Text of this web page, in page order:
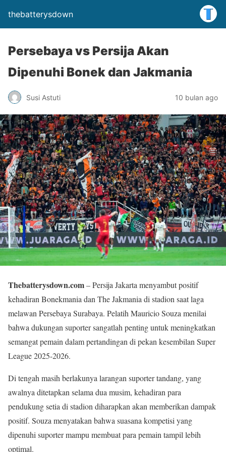
thebatterysdown
Persebaya vs Persija Akan
Dipenuhi Bonek dan Jakmania
Susi Astuti 10 bulan ago
Thebatterysdown.com– Persija Jakarta menyambut positif
kehadiran Bonekmania dan The Jakmania di stadion saat laga
melawan Persebaya Surabaya. Pelatih Mauricio Souza menilai
bahwa dukungan suporter sangatlah penting untuk meningkatkan
semangat pemain dalam pertandingan di pekan kesembilan Super
League 2025-2026.
Di tengah masih berlakunya larangan suporter tandang, yang
awalnya ditetapkan selama dua musim, kehadiran para
pendukung setia di stadion diharapkan akan memberikan dampak
positif. Souza menyatakan bahwa suasana kompetisi yang
dipenuhi suporter mampu membuat para pemain tampil lebih
optimal.